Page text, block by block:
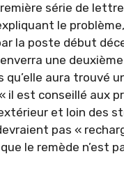
série de
le
la poste début
une
aura trouvé
il est conseillé aux
et loin des
pas «
le remède n’est